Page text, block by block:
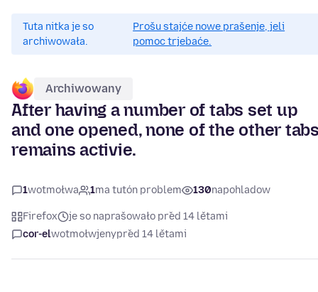
Tuta nitka je so
archiwowała.
Prošu stajće nowe prašenje, jeli
pomoc trjebaće.
Archiwowany
After having a number of tabs set up
and one opened, none of the other
remains activie.
1wotmołwa 1ma tutón problem 130napohladow
Firefox
je so naprašowało před 14 lětami
cor-elwotmołwjenypřed 14 lětami